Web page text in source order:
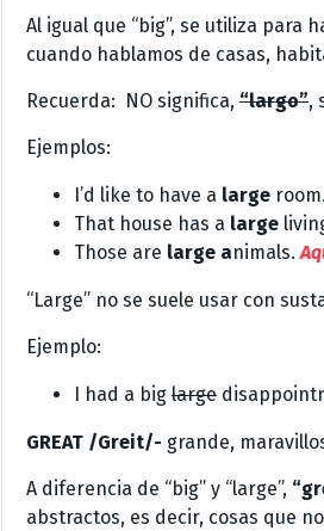
Al igual que “big”, se utiliza para
cuando hablamos de casas,
Recuerda: NO significa, “largo”,
Ejemplos:
I’d like to have a large room.
That house has a large
Those are large animals.
“Large” no se suele usar con
Ejemplo:
I had a big large
GREAT /Greit/- grande,
A diferencia de “big” y “large”,
abstractos, es decir, cosas que